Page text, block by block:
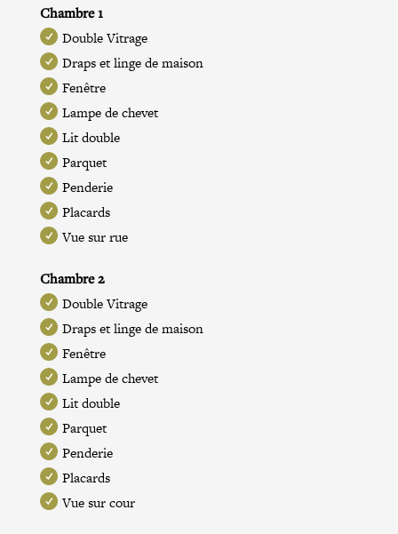
Chambre 1
Double Vitrage
Draps et linge de maison
Fenêtre
Lampe de chevet
Lit double
Parquet
Penderie
Placards
Vue sur rue
Chambre 2
Double Vitrage
Draps et linge de maison
Fenêtre
Lampe de chevet
Lit double
Parquet
Penderie
Placards
Vue sur cour